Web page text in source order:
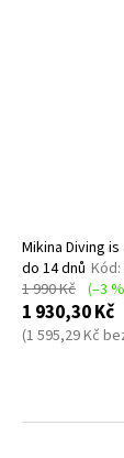
Mikina Diving
do 14 dnů Kód:
1 990 Kč (–3
1 930,30 Kč
(1 595,29 Kč